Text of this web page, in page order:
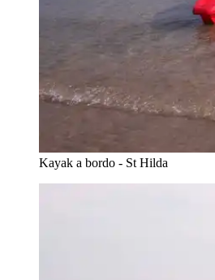
Kayak a bordo - St Hilda